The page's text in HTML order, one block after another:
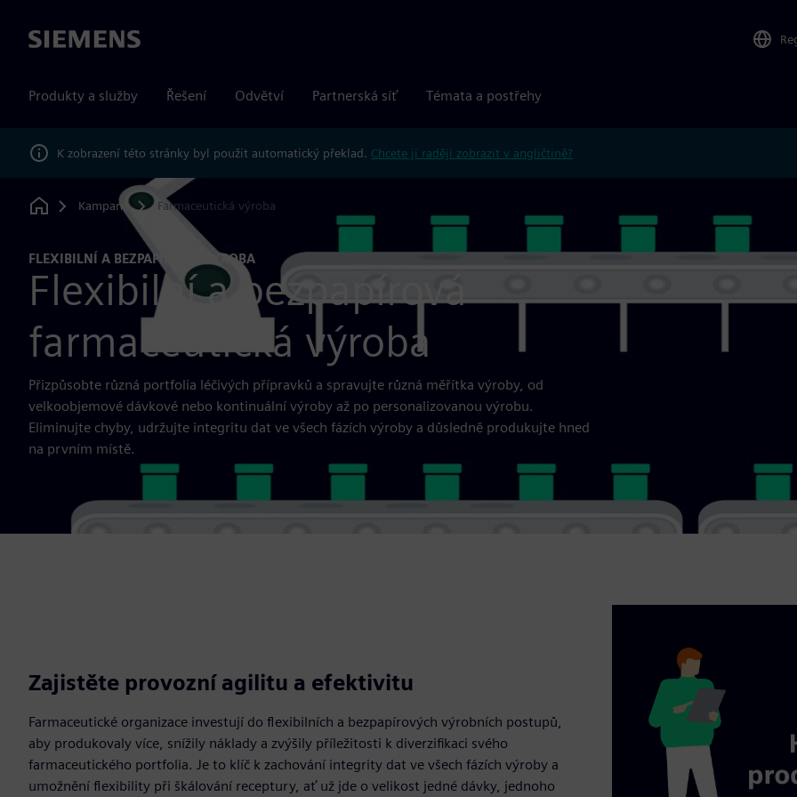
Siemens
Produkty a služby Řešení Odvětví Partnerská síť Témata a postřehy
K zobrazení této stránky byl použit automatický překlad. Chcete ji raději zobrazit v angličtině?
Home
Kampaně Farmaceutická výroba
FLEXIBILNÍ A BEZPAPÍROVÁ VÝROBA
Flexibilní a bezpapírová
farmaceutická výroba
Přizpůsobte různá portfolia léčivých přípravků a spravujte různá měřítka výroby, od
velkoobjemové dávkové nebo kontinuální výroby až po personalizovanou výrobu.
Eliminujte chyby, udržujte integritu dat ve všech fázích výroby a důsledně produkujte hned
na prvním místě.
Zajistěte provozní agilitu a efektivitu
Farmaceutické organizace investují do flexibilních a bezpapírových výrobních postupů,
aby produkovaly více, snížily náklady a zvýšily příležitosti k diverzifikaci svého
farmaceutického portfolia. Je to klíč k zachování integrity dat ve všech fázích výroby a
umožnění flexibility při škálování receptury, ať už jde o velikost jedné dávky, jednoho